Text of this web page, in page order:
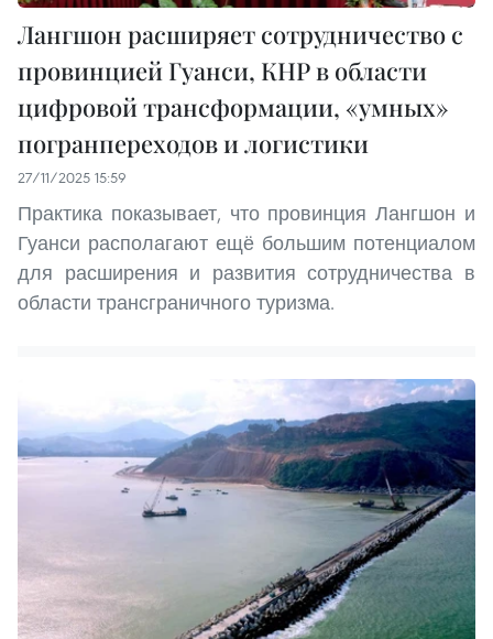
Лангшон расширяет сотрудничество с
провинцией Гуанси, КНР в области
цифровой трансформации, «умных»
погранпереходов и логистики
27/11/2025 15:59
Практика показывает, что провинция Лангшон и
Гуанси располагают ещё большим потенциалом
для расширения и развития сотрудничества в
области трансграничного туризма.